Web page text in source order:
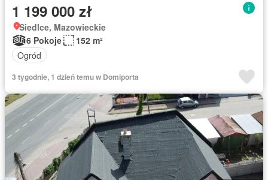
1 199 000 zł
Siedlce, Mazowieckie
6 Pokoje
152 m²
Ogród
3 tygodnie, 1 dzień temu w Domiporta